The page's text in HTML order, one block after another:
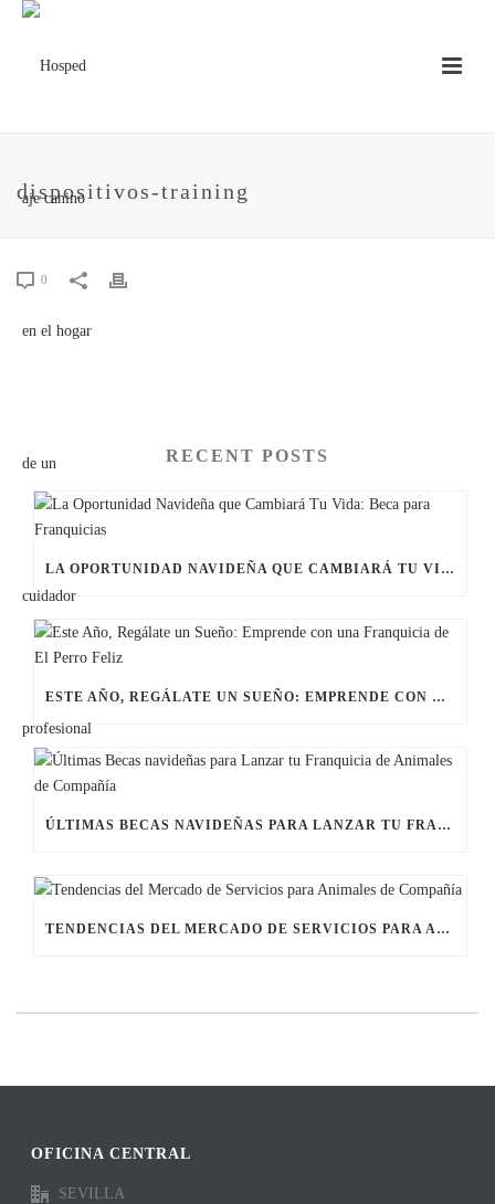
dispositivos-training
0
RECENT POSTS
LA OPORTUNIDAD NAVIDEÑA QUE CAMBIARÁ TU VIDA: BECA PARA FRANQUICIAS
ESTE AÑO, REGÁLATE UN SUEÑO: EMPRENDE CON UNA FRANQUICIA DE EL PERRO FELIZ
ÚLTIMAS BECAS NAVIDEÑAS PARA LANZAR TU FRANQUICIA DE ANIMALES DE COMPAÑÍA
TENDENCIAS DEL MERCADO DE SERVICIOS PARA ANIMALES DE COMPAÑÍA
OFICINA CENTRAL
SEVILLA